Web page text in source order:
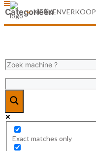
MERKENVERKOOP
Categorieën
Exact matches only